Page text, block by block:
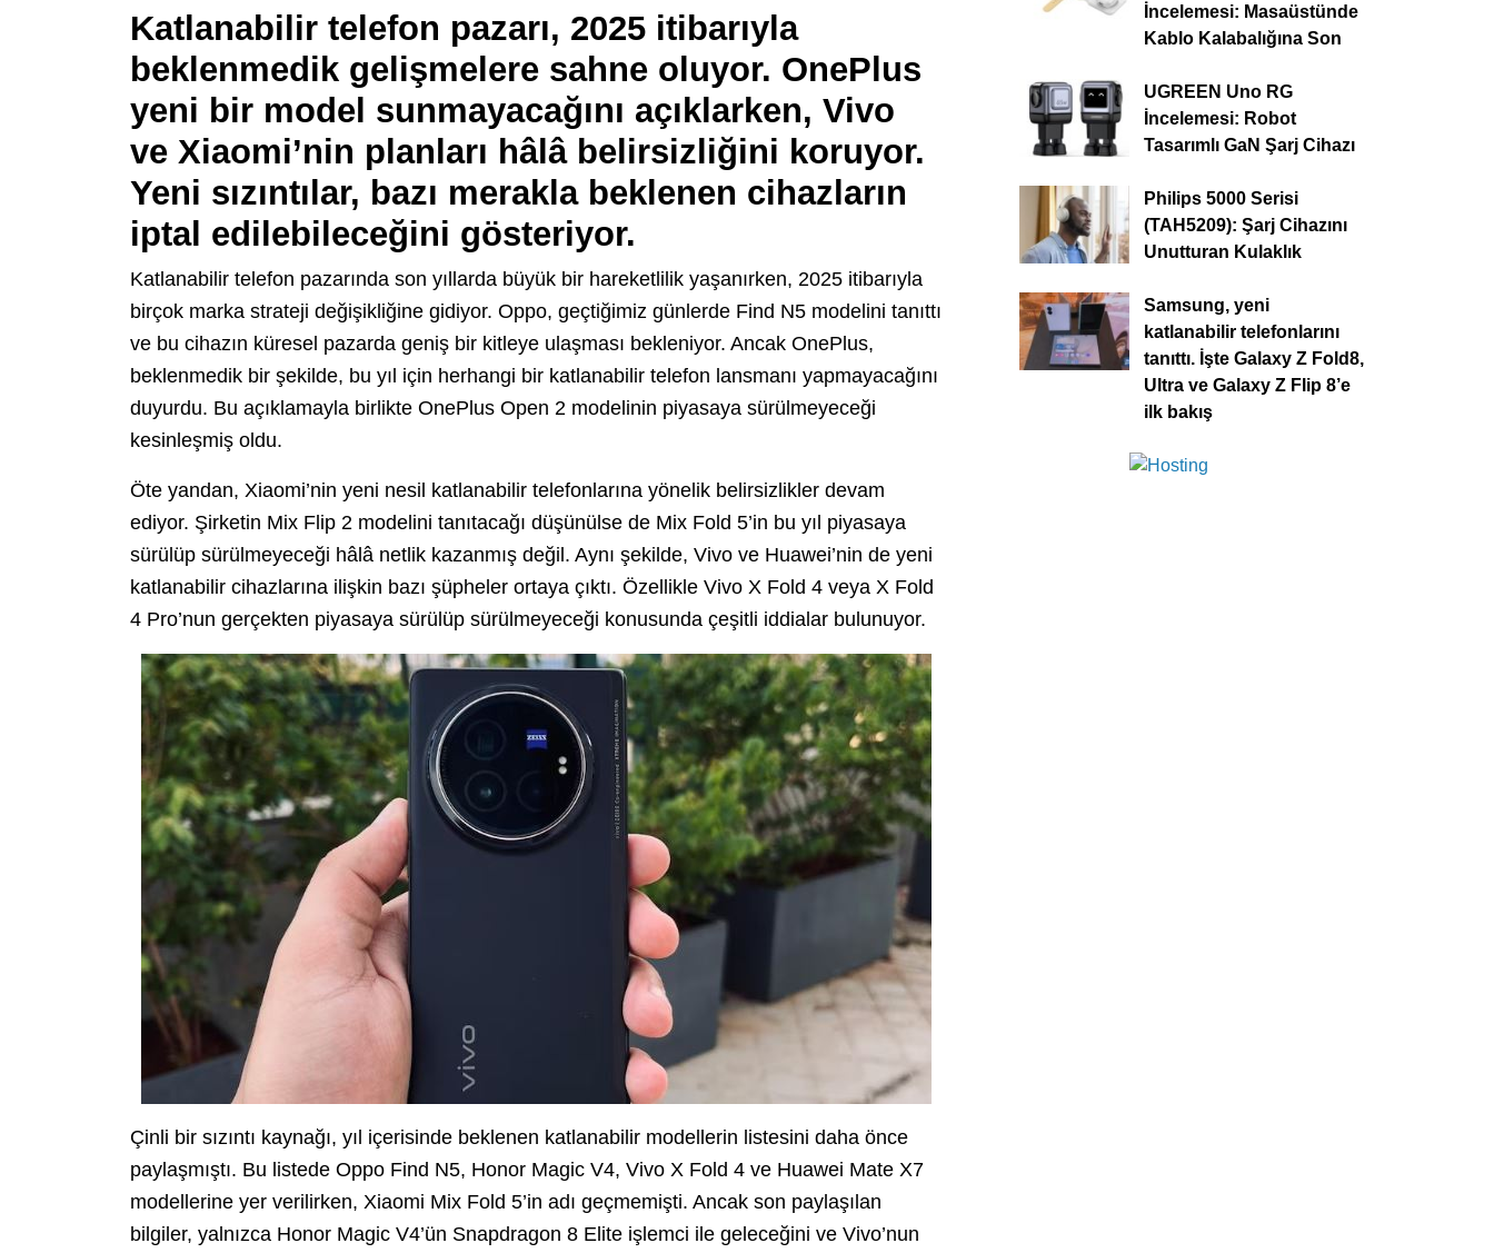
Katlanabilir telefon pazarı, 2025 itibarıyla
beklenmedik gelişmelere sahne oluyor. OnePlus
yeni bir model sunmayacağını açıklarken, Vivo
ve Xiaomi’nin planları hâlâ belirsizliğini koruyor.
Yeni sızıntılar, bazı merakla beklenen cihazların
iptal edilebileceğini gösteriyor.
Katlanabilir telefon pazarında son yıllarda büyük bir hareketlilik yaşanırken, 2025 itibarıyla
birçok marka strateji değişikliğine gidiyor. Oppo, geçtiğimiz günlerde Find N5 modelini tanıttı
ve bu cihazın küresel pazarda geniş bir kitleye ulaşması bekleniyor. Ancak OnePlus,
beklenmedik bir şekilde, bu yıl için herhangi bir katlanabilir telefon lansmanı yapmayacağını
duyurdu. Bu açıklamayla birlikte OnePlus Open 2 modelinin piyasaya sürülmeyeceği
kesinleşmiş oldu.
Öte yandan, Xiaomi’nin yeni nesil katlanabilir telefonlarına yönelik belirsizlikler devam
ediyor. Şirketin Mix Flip 2 modelini tanıtacağı düşünülse de Mix Fold 5’in bu yıl piyasaya
sürülüp sürülmeyeceği hâlâ netlik kazanmış değil. Aynı şekilde, Vivo ve Huawei’nin de yeni
katlanabilir cihazlarına ilişkin bazı şüpheler ortaya çıktı. Özellikle Vivo X Fold 4 veya X Fold
4 Pro’nun gerçekten piyasaya sürülüp sürülmeyeceği konusunda çeşitli iddialar bulunuyor.
Çinli bir sızıntı kaynağı, yıl içerisinde beklenen katlanabilir modellerin listesini daha önce
paylaşmıştı. Bu listede Oppo Find N5, Honor Magic V4, Vivo X Fold 4 ve Huawei Mate X7
modellerine yer verilirken, Xiaomi Mix Fold 5’in adı geçmemişti. Ancak son paylaşılan
bilgiler, yalnızca Honor Magic V4’ün Snapdragon 8 Elite işlemci ile geleceğini ve Vivo’nun
İncelemesi: Masaüstünde
Kablo Kalabalığına Son
UGREEN Uno RG
İncelemesi: Robot
Tasarımlı GaN Şarj Cihazı
Philips 5000 Serisi
(TAH5209): Şarj Cihazını
Unutturan Kulaklık
Samsung, yeni
katlanabilir telefonlarını
tanıttı. İşte Galaxy Z Fold8,
Ultra ve Galaxy Z Flip 8’e
ilk bakış